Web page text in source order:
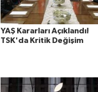
YAŞ Kararları Açıklandı!
TSK'da Kritik Değişim